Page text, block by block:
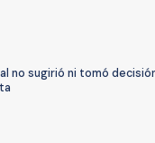
no sugirió ni tomó